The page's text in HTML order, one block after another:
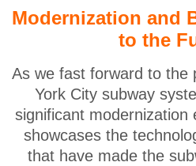
Modernization and
to the
As we fast forward to the
York City subway
significant modernization
showcases the
that have made the